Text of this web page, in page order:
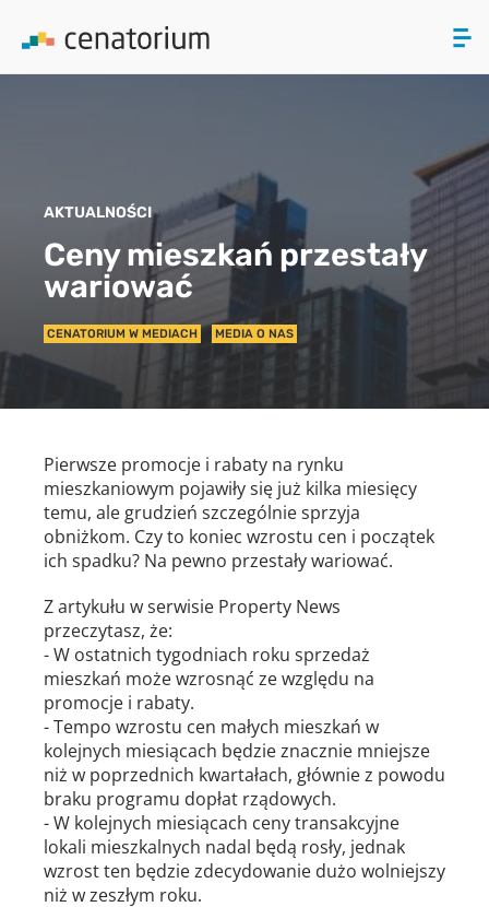
AKTUALNOŚCI
KONTAKT
AKTUALNOŚCI
Ceny mieszkań przestały
wariować
CENATORIUM W MEDIACH MEDIA O NAS
Pierwsze promocje i rabaty na rynku
mieszkaniowym pojawiły się już kilka miesięcy
temu, ale grudzień szczególnie sprzyja
obniżkom. Czy to koniec wzrostu cen i początek
ich spadku? Na pewno przestały wariować.
Z artykułu w serwisie Property News
przeczytasz, że:
- W ostatnich tygodniach roku sprzedaż
mieszkań może wzrosnąć ze względu na
promocje i rabaty.
- Tempo wzrostu cen małych mieszkań w
kolejnych miesiącach będzie znacznie mniejsze
niż w poprzednich kwartałach, głównie z powodu
braku programu dopłat rządowych.
- W kolejnych miesiącach ceny transakcyjne
lokali mieszkalnych nadal będą rosły, jednak
wzrost ten będzie zdecydowanie dużo wolniejszy
niż w zeszłym roku.